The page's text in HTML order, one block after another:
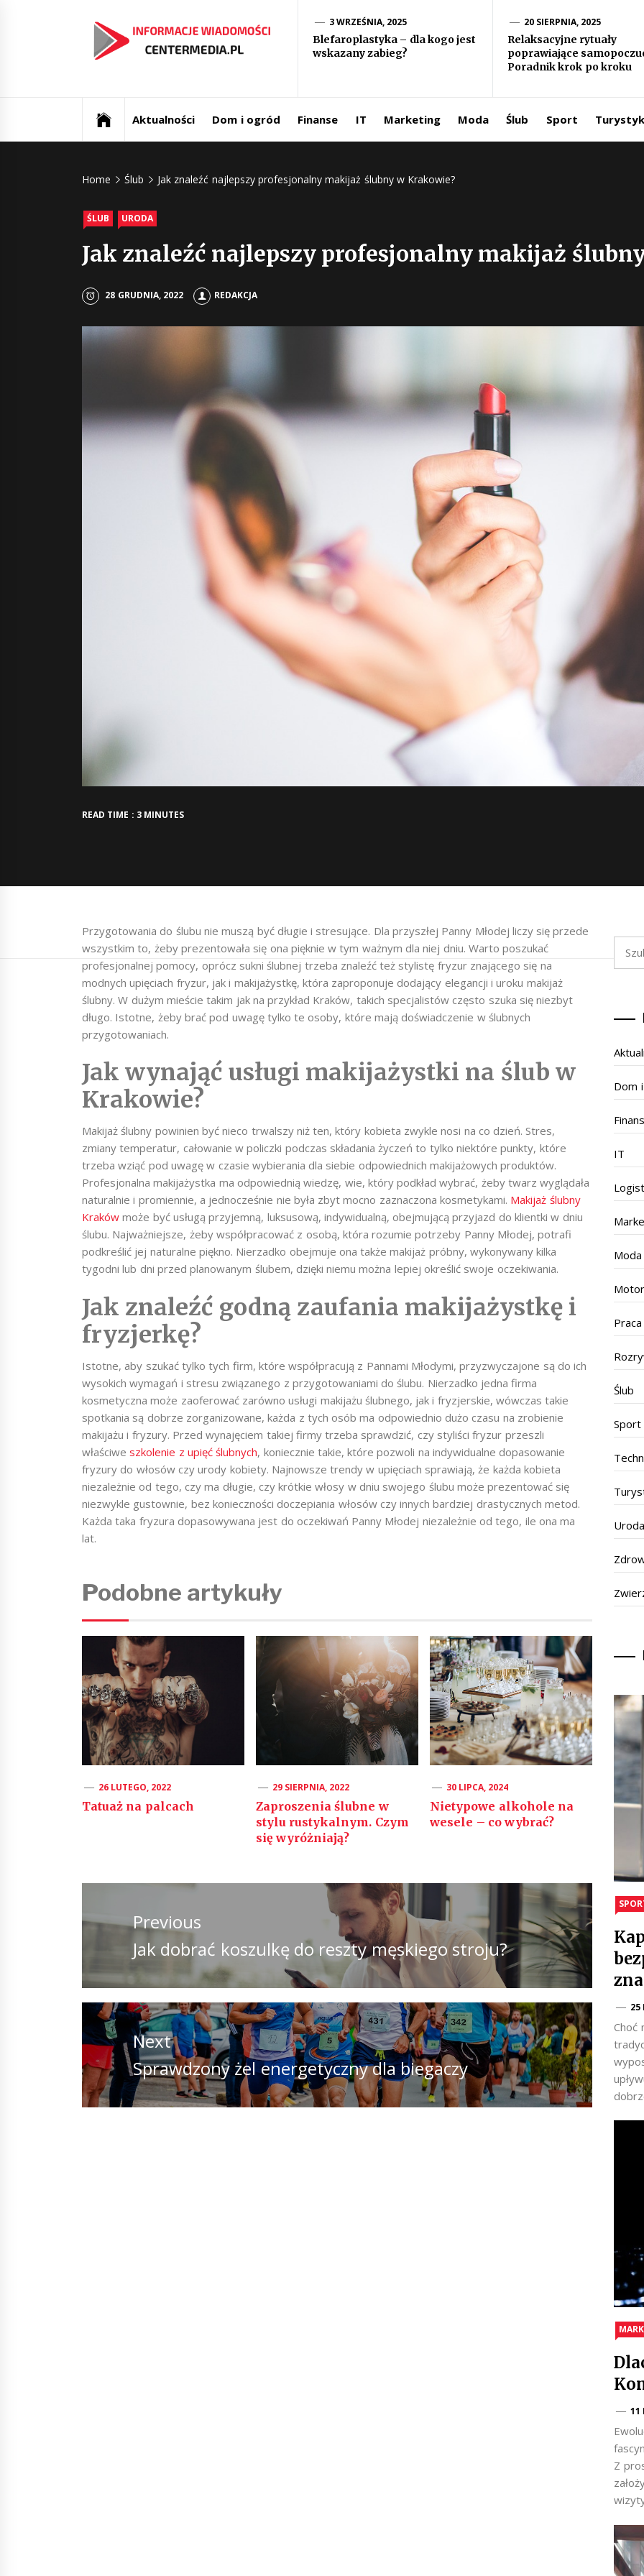
Informacje ze
świata
Centermedia.pl
3 WRZEŚNIA, 2025
Blefaroplastyka – dla kogo jest
wskazany zabieg?
20 SIERPNIA, 2025
Relaksacyjne rytuały
poprawiające
Poradnik krok po kroku
Aktualności Dom i ogród Finanse IT Marketing Moda Ślub Sport
Home Ślub Jak znaleźć najlepszy profesjonalny makijaż ślubny w Krakowie?
ŚLUB URODA
Jak znaleźć najlepszy profesjonalny makijaż
28 GRUDNIA, 2022 REDAKCJA
READ TIME : 3 MINUTES
Przygotowania do ślubu nie muszą być długie i stresujące. Dla przyszłej Panny Młodej liczy się przede
wszystkim to, żeby prezentowała się ona pięknie w tym ważnym dla niej dniu. Warto poszukać
profesjonalnej pomocy, oprócz sukni ślubnej trzeba znaleźć też stylistę fryzur znającego się na
modnych upięciach fryzur, jak i makijażystkę, która zaproponuje dodający elegancji i uroku makijaż
ślubny. W dużym mieście takim jak na przykład Kraków, takich specjalistów często szuka się niezbyt
długo. Istotne, żeby brać pod uwagę tylko te osoby, które mają doświadczenie w ślubnych
przygotowaniach.
Jak wynająć usługi makijażystki na ślub w
Krakowie?
Makijaż ślubny powinien być nieco trwalszy niż ten, który kobieta zwykle nosi na co dzień. Stres,
zmiany temperatur, całowanie w policzki podczas składania życzeń to tylko niektóre punkty, które
trzeba wziąć pod uwagę w czasie wybierania dla siebie odpowiednich makijażowych produktów.
Profesjonalna makijażystka ma odpowiednią wiedzę, wie, który podkład wybrać, żeby twarz wyglądała
naturalnie i promiennie, a jednocześnie nie była zbyt mocno zaznaczona kosmetykami. Makijaż ślubny
Kraków może być usługą przyjemną, luksusową, indywidualną, obejmującą przyjazd do klientki w dniu
ślubu. Najważniejsze, żeby współpracować z osobą, która rozumie potrzeby Panny Młodej, potrafi
podkreślić jej naturalne piękno. Nierzadko obejmuje ona także makijaż próbny, wykonywany kilka
tygodni lub dni przed planowanym ślubem, dzięki niemu można lepiej określić swoje oczekiwania.
Jak znaleźć godną zaufania makijażystkę i
fryzjerkę?
Istotne, aby szukać tylko tych firm, które współpracują z Pannami Młodymi, przyzwyczajone są do ich
wysokich wymagań i stresu związanego z przygotowaniami do ślubu. Nierzadko jedna firma
kosmetyczna może zaoferować zarówno usługi makijażu ślubnego, jak i fryzjerskie, wówczas takie
spotkania są dobrze zorganizowane, każda z tych osób ma odpowiednio dużo czasu na zrobienie
makijażu i fryzury. Przed wynajęciem takiej firmy trzeba sprawdzić, czy styliści fryzur przeszli
właściweszkolenie z upięć ślubnych, koniecznie takie, które pozwoli na indywidualne dopasowanie
fryzury do włosów czy urody kobiety. Najnowsze trendy w upięciach sprawiają, że każda kobieta
niezależnie od tego, czy ma długie, czy krótkie włosy w dniu swojego ślubu może prezentować się
niezwykle gustownie, bez konieczności doczepiania włosów czy innych bardziej drastycznych metod.
Każda taka fryzura dopasowywana jest do oczekiwań Panny Młodej niezależnie od tego, ile ona ma
lat.
Podobne artykuły
26 LUTEGO, 2022
Tatuaż na palcach
29 SIERPNIA, 2022
Zaproszenia ślubne w
stylu rustykalnym. Czym
się wyróżniają?
30 LIPCA, 2024
Nietypowe alkohole na
wesele – co wybrać?
Nawigacja
wpisuPrevious
Previous
post:
Jak dobrać koszulkę do reszty męskiego stroju?
Next
Next
post:
Sprawdzony żel energetyczny dla biegaczy
Dom
IT
Moda
Praca
Ślub
Sport
25
Choć
11
Z